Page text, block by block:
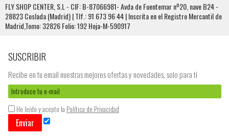
FLY SHOP CENTER, S.L - CIF: B-87066981- Avda de Fuentemar nº20, nave B24 -
28823 Coslada (Madrid) | Tlf.: 91 673 96 44 | Inscrita en el Registro Mercantil de
Madrid,Tomo: 32826 Folio: 192 Hoja-M-590917
SUSCRIBIR
Recibe en tu email nuestras mejores ofertas y novedades, solo para ti
He leído y acepto la Política de Privacidad
Enviar